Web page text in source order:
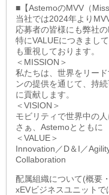
■【AstemoのMVV（
当社では2024年より
応募者の皆様にも弊社
特にVALUEにつきまし
も重視しております。
＜MISSION＞
私たちは、世界をリー
ンの提供を通じて、持
に貢献します。
＜VISION＞
モビリティで世界中の
さぁ、Astemoとともに
＜VALUE＞
Innovation／D＆I／
Collaboration
配属組織について(概要
xEVビジネスユニットで